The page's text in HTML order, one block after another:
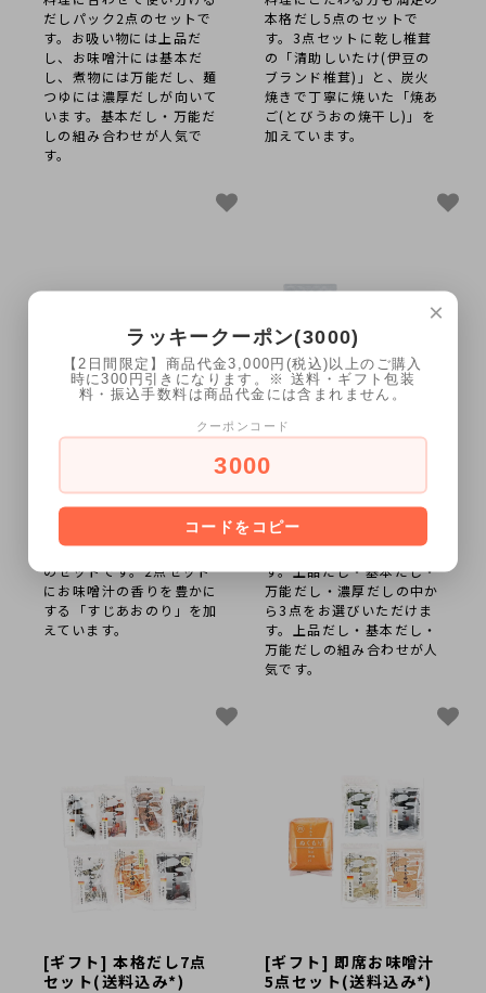
だしパック2点のセットで
す。お吸い物には上品だ
し、お味噌汁には基本だ
し、煮物には万能だし、麺
つゆには濃厚だしが向いて
います。基本だし・万能だ
しの組み合わせが人気で
す。
本格だし5点のセットで
す。3点セットに乾し椎茸
の「清助しいたけ(伊豆の
ブランド椎茸)」と、炭火
焼きで丁寧に焼いた「焼あ
ご(とびうおの焼干し)」を
加えています。
[ギフト] 即席お味噌汁
2,850円(内税)
あっという間に本格的なお
味噌汁を作れるおだし3点
のセットです。2点セット
にお味噌汁の香りを豊かに
する「すじあおのり」を加
えています。
[ギフト] だしパック3
点セット(送料込み*)
4,150円(内税)
料理に合わせて使い分ける
だしパック3点のセットで
す。上品だし・基本だし・
万能だし・濃厚だしの中か
ら3点をお選びいただけま
す。上品だし・基本だし・
万能だしの組み合わせが人
気です。
[ギフト] 本格だし7点
セット(送料込み*)
[ギフト] 即席お味噌汁
5点セット(送料込み*)
×
ラッキークーポン(3000)
【2日間限定】商品代金3,000円(税込)以上のご購入
時に300円引きになります。※ 送料・ギフト包装
料・振込手数料は商品代金には含まれません。
クーポンコード
3000
コードをコピー